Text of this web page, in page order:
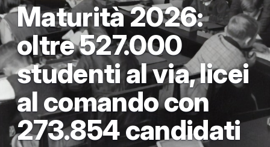
Maturità 2026:
oltre 527.000
studenti al via, licei
al comando con
273.854 candidati